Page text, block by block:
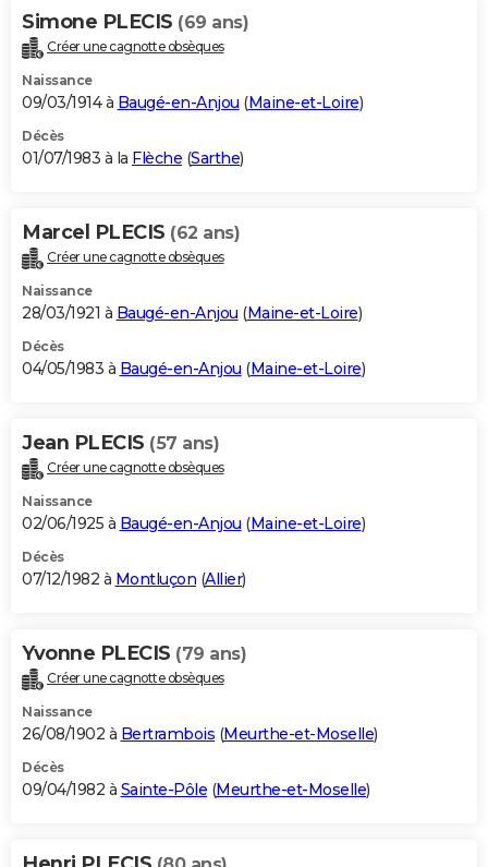
Simone PLECIS (69 ans)
Créer une cagnotte obsèques
Naissance
09/03/1914 à Baugé-en-Anjou (Maine-et-Loire)
Décès
01/07/1983 à la Flèche (Sarthe)
Marcel PLECIS (62 ans)
Créer une cagnotte obsèques
Naissance
28/03/1921 à Baugé-en-Anjou (Maine-et-Loire)
Décès
04/05/1983 à Baugé-en-Anjou (Maine-et-Loire)
Jean PLECIS (57 ans)
Créer une cagnotte obsèques
Naissance
02/06/1925 à Baugé-en-Anjou (Maine-et-Loire)
Décès
07/12/1982 à Montluçon (Allier)
Yvonne PLECIS (79 ans)
Créer une cagnotte obsèques
Naissance
26/08/1902 à Bertrambois (Meurthe-et-Moselle)
Décès
09/04/1982 à Sainte-Pôle (Meurthe-et-Moselle)